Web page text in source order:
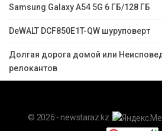
Samsung Galaxy A54 5G 6 ГБ/128 ГБ
DeWALT DCF850E1T-QW шуруповерт
Долгая дорога домой или
релокантов
© 2026 - newstaraz.kz.